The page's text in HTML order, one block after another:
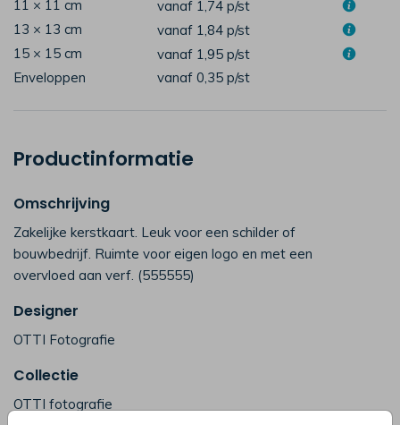
11 × 11 cm
vanaf 1,74 p/st
13 × 13 cm
vanaf 1,84 p/st
15 × 15 cm
vanaf 1,95 p/st
Enveloppen
vanaf 0,35 p/st
Productinformatie
Omschrijving
Zakelijke kerstkaart. Leuk voor een schilder of
bouwbedrijf. Ruimte voor eigen logo en met een
overvloed aan verf. (555555)
Designer
OTTI Fotografie
Collectie
OTTI fotografie